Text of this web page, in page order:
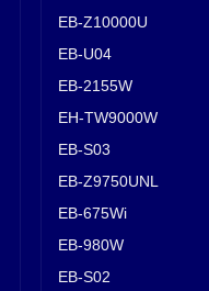
EB-Z10000U
EB-U04
EB-2155W
EH-TW9000W
EB-S03
EB-Z9750UNL
EB-675Wi
EB-980W
EB-S02